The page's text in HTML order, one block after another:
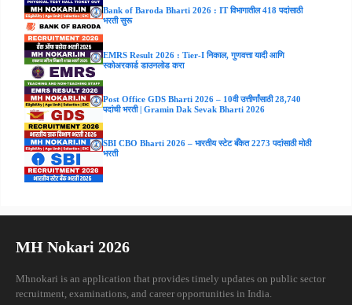
Bank of Baroda Bharti 2026 : IT विभागातील 418 पदांसाठी
भरती सुरू
EMRS Result 2026 : Tier-I निकाल, गुणवत्ता यादी आणि
स्कोअरकार्ड डाउनलोड करा
Post Office GDS Bharti 2026 – 10वी उत्तीर्णांसाठी 28,740
पदांची भरती | Gramin Dak Sevak Bharti 2026
SBI CBO Bharti 2026 – भारतीय स्टेट बँकेत 2273 पदांसाठी मोठी
भरती
MH Nokari 2026
Mhnokari is an application that provides timely updates on public sector
recruitment, examinations, and career opportunities in India.